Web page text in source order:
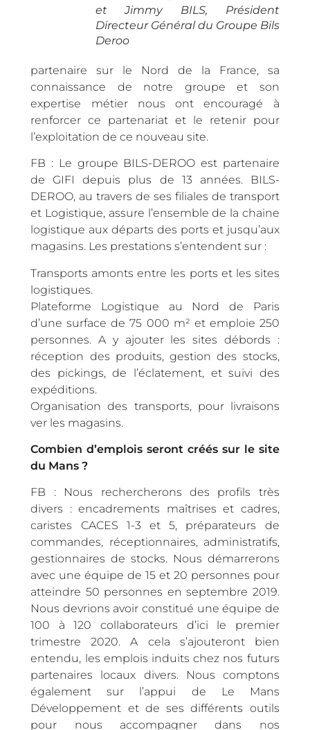
et Jimmy BILS, Président
Directeur Général du Groupe Bils
Deroo
partenaire sur le Nord de la France, sa
connaissance de notre groupe et son
expertise métier nous ont encouragé à
renforcer ce partenariat et le retenir pour
l’exploitation de ce nouveau site.
FB : Le groupe BILS-DEROO est partenaire
de GIFI depuis plus de 13 années. BILS-
DEROO, au travers de ses filiales de transport
et Logistique, assure l’ensemble de la chaine
logistique aux départs des ports et jusqu’aux
magasins. Les prestations s’entendent sur :
Transports amonts entre les ports et les sites
logistiques.
Plateforme Logistique au Nord de Paris
d’une surface de 75 000 m² et emploie 250
personnes. A y ajouter les sites débords :
réception des produits, gestion des stocks,
des pickings, de l’éclatement, et suivi des
expéditions.
Organisation des transports, pour livraisons
ver les magasins.
Combien d’emplois seront créés sur le site
du Mans ?
FB : Nous rechercherons des profils très
divers : encadrements maîtrises et cadres,
caristes CACES 1-3 et 5, préparateurs de
commandes, réceptionnaires, administratifs,
gestionnaires de stocks. Nous démarrerons
avec une équipe de 15 et 20 personnes pour
atteindre 50 personnes en septembre 2019.
Nous devrions avoir constitué une équipe de
100 à 120 collaborateurs d’ici le premier
trimestre 2020. A cela s’ajouteront bien
entendu, les emplois induits chez nos futurs
partenaires locaux divers. Nous comptons
également sur l’appui de Le Mans
Développement et de ses différents outils
pour nous accompagner dans nos